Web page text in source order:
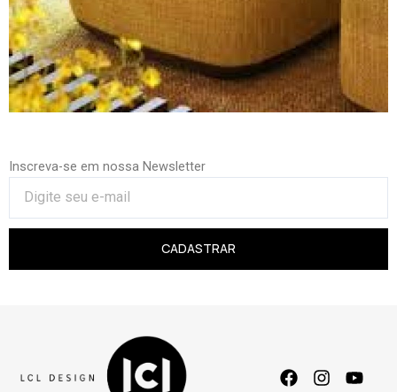
Inscreva-se em nossa Newsletter
CADASTRAR